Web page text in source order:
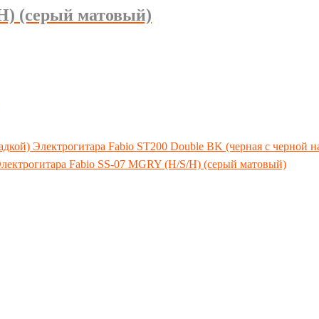
(серый матовый)
Электрогитара Fabio ST200 Double BK (черная с черной
Fabio SS-07 MGRY (Н/S/H) (серый матовый)